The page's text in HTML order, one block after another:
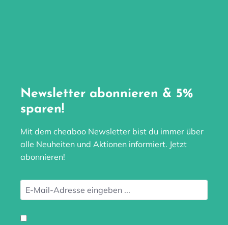
Newsletter abonnieren & 5%
sparen!
Mit dem cheaboo Newsletter bist du immer über
alle Neuheiten und Aktionen informiert. Jetzt
abonnieren!